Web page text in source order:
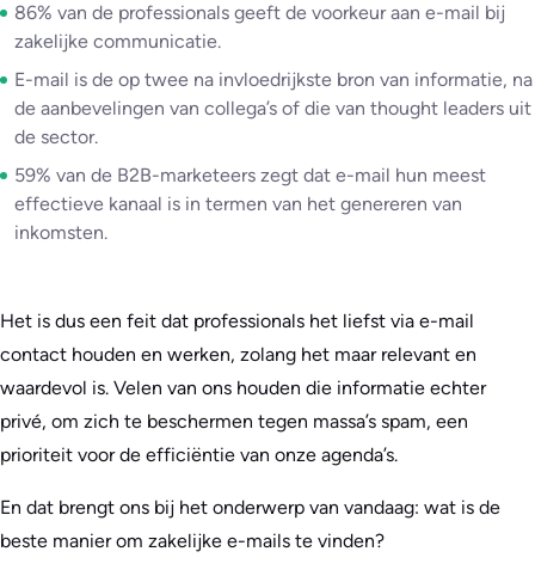
86% van de professionals geeft de voorkeur aan e-mail bij
zakelijke communicatie.
E-mail is de op twee na invloedrijkste bron van informatie, na
de aanbevelingen van collega’s of die van thought leaders uit
de sector.
59% van de B2B-marketeers zegt dat e-mail hun meest
effectieve kanaal is in termen van het genereren van
inkomsten.
Het is dus een feit dat professionals het liefst via e-mail
contact houden en werken, zolang het maar relevant en
waardevol is. Velen van ons houden die informatie echter
privé, om zich te beschermen tegen massa’s spam, een
prioriteit voor de efficiëntie van onze agenda’s.
En dat brengt ons bij het onderwerp van vandaag: wat is de
beste manier om zakelijke e-mails te vinden?